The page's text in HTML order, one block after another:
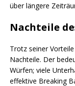
über längere
Nachteile
Trotz seiner
Nachteile. Der
Würfen; viele
effektive Breaking